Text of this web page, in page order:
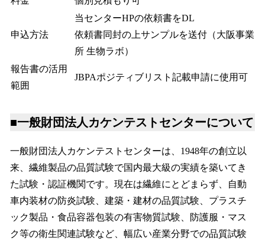
申込方法
当センターHPの依頼書をDL
依頼書同封の上サンプルを送付（大阪事業
所 生物ラボ）
報告書の活用
範囲
JBPAポジティブリスト記載申請に使用可
■一般財団法人カケンテストセンターについて
一般財団法人カケンテストセンターは、1948年の創立以
来、繊維製品の品質試験で国内最大級の実績を築いてき
た試験・認証機関です。現在は繊維にとどまらず、自動
車内装材の防炎試験、建築・建材の品質試験、プラスチ
ック製品・食品容器包装の有害物質試験、防護服・マス
ク等の衛生関連試験など、幅広い産業分野での品質試験